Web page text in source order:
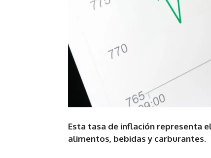
Esta tasa de inflación representa
alimentos, bebidas y carburantes.